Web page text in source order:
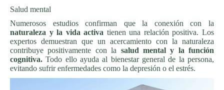
Salud mental
Numerosos estudios confirman que la conexión con la
naturaleza y la vida activa tienen una relación positiva. Los
expertos demuestran que un acercamiento con la naturaleza
contribuye positivamente con la salud mental y la función
cognitiva. Todo ello ayuda al bienestar general de la persona,
evitando sufrir enfermedades como la depresión o el estrés.